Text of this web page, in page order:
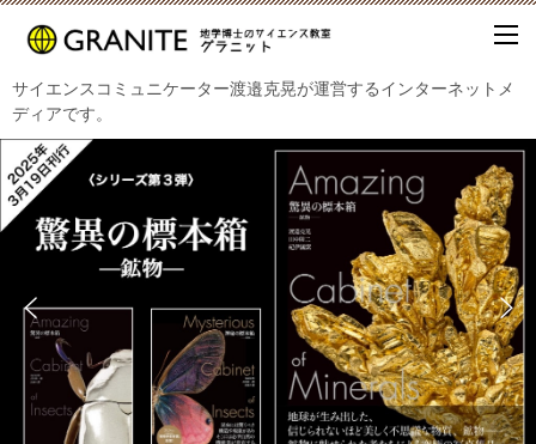
サイエンスコミュニケーター渡邉克晃が運営するインターネットメ
ディアです。